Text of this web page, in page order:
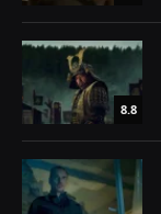
8.8